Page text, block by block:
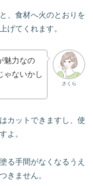
、食材へ火のとおりを
げてくれます。
さくら
魅力なの
ゃないかし
カットできますし、使
よ。
る手間がなくなるうえ
きません。